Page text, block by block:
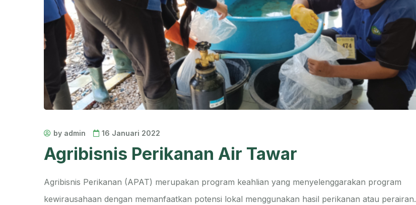
by admin 16 Januari 2022
Agribisnis Perikanan Air Tawar
Agribisnis Perikanan (APAT) merupakan program keahlian yang menyelenggarakan program
kewirausahaan dengan memanfaatkan potensi lokal menggunakan hasil perikanan atau perairan.